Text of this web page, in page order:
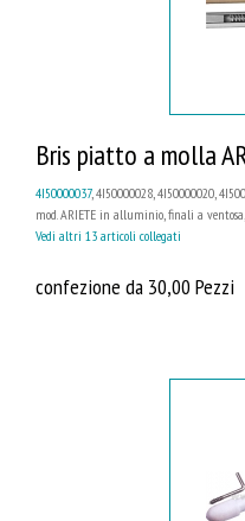
Bris piatto a molla
4I50000037, 4I50000028, 4I50000020,
mod. ARIETE in alluminio, finali a
Vedi altri 13 articoli collegati
confezione da 30,00 Pezzi